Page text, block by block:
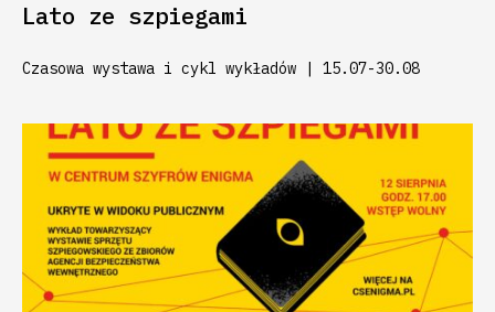
Lato ze szpiegami
Czasowa wystawa i cykl wykładów | 15.07-30.08